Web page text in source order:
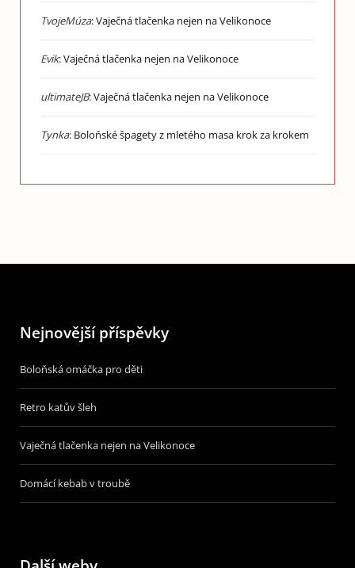
TvojeMúza:Vaječná tlačenka nejen na Velikonoce
Evik:Vaječná tlačenka nejen na Velikonoce
ultimateJB:Vaječná tlačenka nejen na Velikonoce
Tynka: Boloňské špagety z mletého masa krok za krokem
Nejnovější příspěvky
Boloňská omáčka pro děti
Retro katův šleh
Vaječná tlačenka nejen na Velikonoce
Domácí kebab v troubě